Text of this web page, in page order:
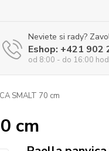
Neviete si rady?
Eshop: +421 902
od 8:00 - do 16:00 hod
SMALT 70 cm
cm